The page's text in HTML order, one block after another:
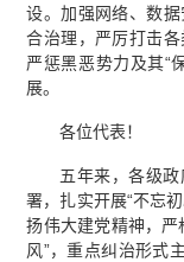
设。加强网络、数
合治理，严厉打击
严惩黑恶势力及其“
展。
各位代表！
五年来，各级
署，扎实开展“不忘
扬伟大建党精神，严
风”，重点纠治形式